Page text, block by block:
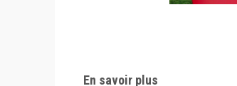
En savoir plus